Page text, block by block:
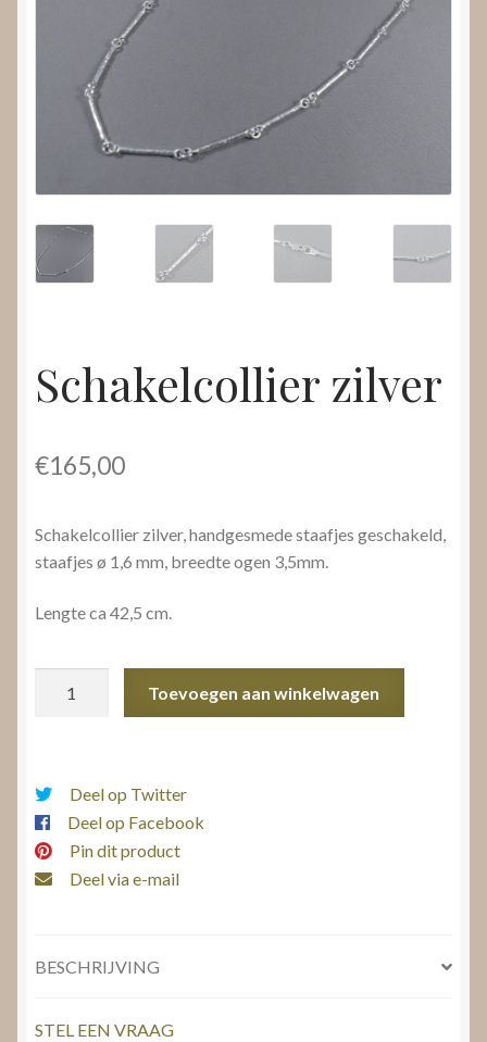
Submenu
uitvouwen
Schakelcollier zilver
€165,00
Schakelcollier zilver, handgesmede staafjes geschakeld,
staafjes ø 1,6 mm, breedte ogen 3,5mm.
Lengte ca 42,5 cm.
Toevoegen aan winkelwagen
Deel op Twitter
Deel op Facebook
Pin dit product
Deel via e-mail
BESCHRIJVING
STEL EEN VRAAG